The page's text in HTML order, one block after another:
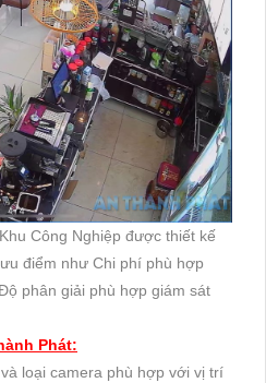
Công Nghiệp được thiết kế
điểm như Chi phí phù hợp
phân giải phù hợp giám sát
Phát:
loại camera phù hợp với vị trí